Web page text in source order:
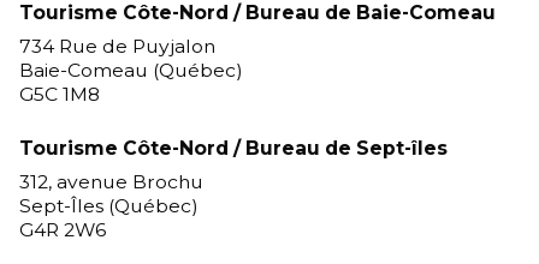
Tourisme Côte-Nord / Bureau de Baie-Comeau
734 Rue de Puyjalon
Baie-Comeau (Québec)
G5C 1M8
Tourisme Côte-Nord / Bureau de Sept-îles
312, avenue Brochu
Sept-Îles (Québec)
G4R 2W6